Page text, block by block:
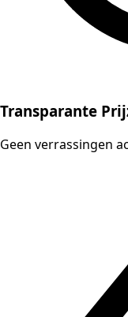
Transparante
Geen verrassingen